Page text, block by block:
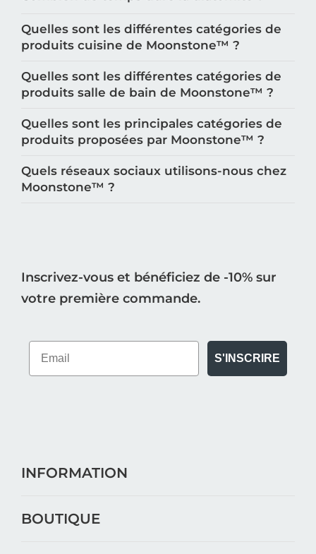
Quelles sont les différentes catégories de
produits cuisine de Moonstone™️ ?
Quelles sont les différentes catégories de
produits salle de bain de Moonstone™️ ?
Quelles sont les principales catégories de
produits proposées par Moonstone™️ ?
Quels réseaux sociaux utilisons-nous chez
Moonstone™️ ?
Inscrivez-vous et bénéficiez de -10% sur
votre première commande.
S'INSCRIRE
INFORMATION
BOUTIQUE